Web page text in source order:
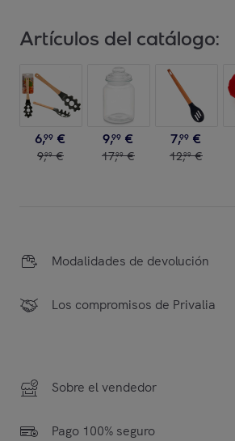
Artículos del catálogo:
6,99 €
9,99 €
9,99 €
17,99 €
7,99 €
12,99 €
Modalidades de devolución
Los compromisos de Privalia
Sobre el vendedor
Pago 100% seguro